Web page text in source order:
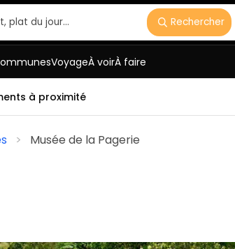
plat du jour… Rechercher
VoyageÀ voirÀ faire
à proximité
Musée de la Pagerie